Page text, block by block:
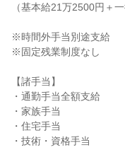
（基本給21万2500円＋
※時間外手当別途支給
※固定残業制度なし
【諸手当】
・通勤手当全額支給
・家族手当
・住宅手当
・技術・資格手当